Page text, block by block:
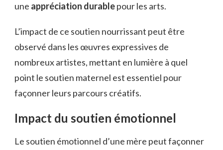
une appréciation durablepour les arts.
L’impact de ce soutien nourrissant peut être
observé dans les œuvres expressives de
nombreux artistes, mettant en lumière à quel
point le soutien maternel est essentiel pour
façonner leurs parcours créatifs.
Impact du soutien émotionnel
Le soutien émotionnel d’une mère peut façonner